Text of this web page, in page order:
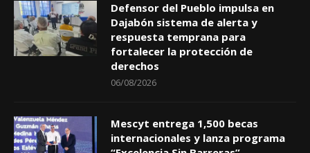
Defensor del Pueblo impulsa en
Dajabón sistema de alerta y
respuesta temprana para
fortalecer la protección de
derechos
06/08/2026
Mescyt entrega 1,500 becas
internacionales y lanza programa